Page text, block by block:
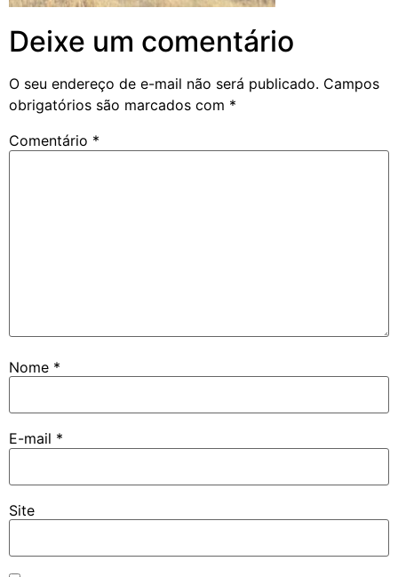
Deixe um comentário
O seu endereço de e-mail não será publicado. Campos
obrigatórios são marcados com *
Comentário *
Nome *
E-mail *
Site